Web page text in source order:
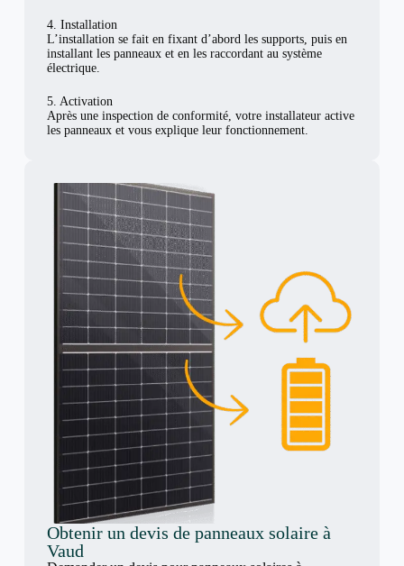
4. Installation
L’installation se fait en fixant d’abord les supports, puis en
installant les panneaux et en les raccordant au système
électrique.
5. Activation
Après une inspection de conformité, votre installateur active
les panneaux et vous explique leur fonctionnement.
Obtenir un devis de panneaux solaire à
Vaud